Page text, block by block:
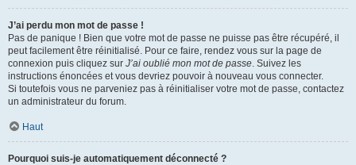
J’ai perdu mon mot de passe !
Pas de panique ! Bien que votre mot de passe ne puisse pas être récupéré, il
peut facilement être réinitialisé. Pour ce faire, rendez vous sur la page de
connexion puis cliquez sur J’ai oublié mon mot de passe. Suivez les
instructions énoncées et vous devriez pouvoir à nouveau vous connecter.
Si toutefois vous ne parveniez pas à réinitialiser votre mot de passe, contactez
un administrateur du forum.
Haut
Pourquoi suis-je automatiquement déconnecté ?